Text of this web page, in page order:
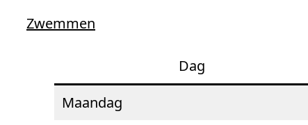
Zwemmen
Dag
Maandag